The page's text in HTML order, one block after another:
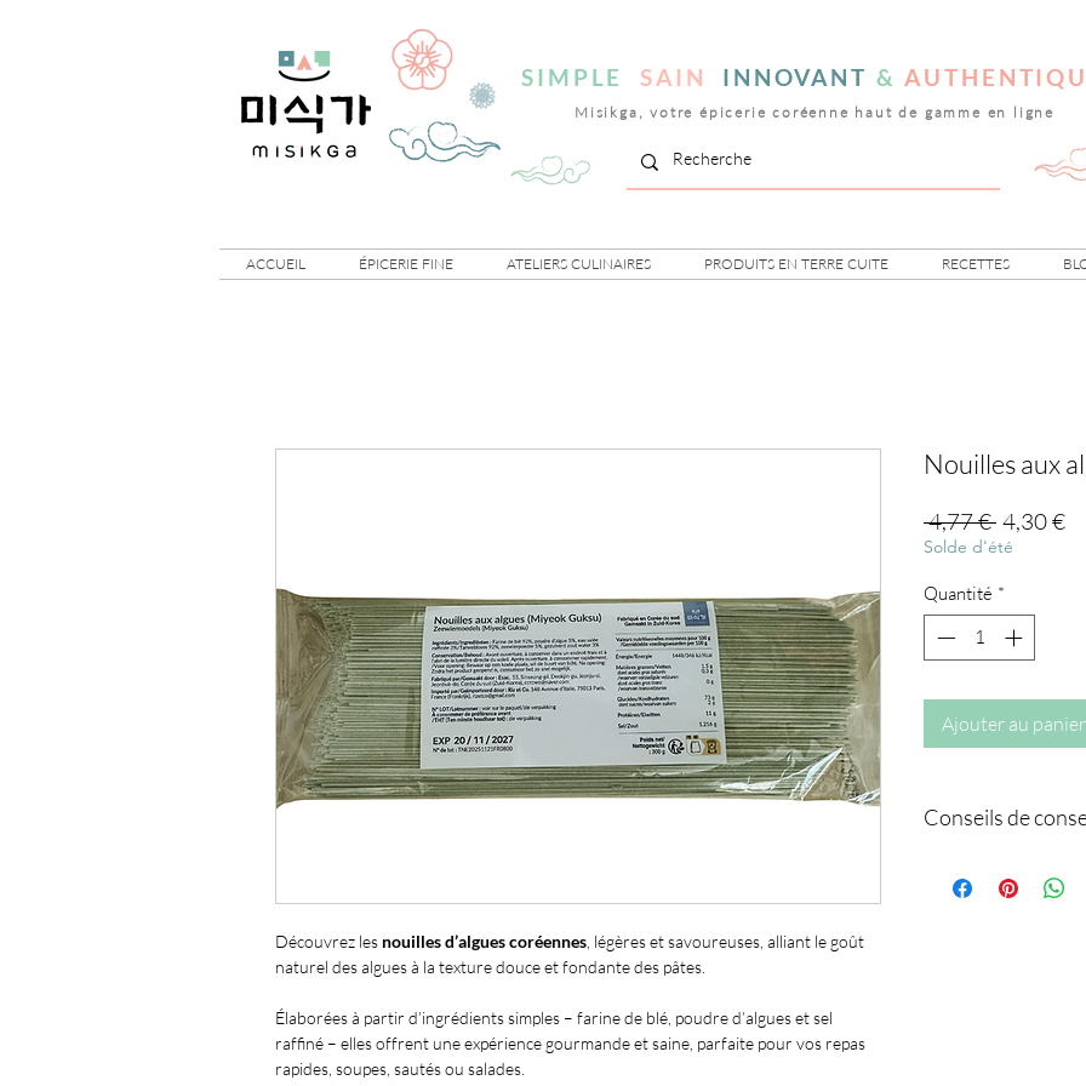
SIMPLE SAIN INNOVANT &
Misikga, votre épicerie coréenne haut de gamme en ligne
ACCUEIL ÉPICERIE FINE ATELIERS CULINAIRES PRODUITS EN TERRE CUITE RECETTES
Découvrez les nouilles d’algues coréennes , légères et savoureuses, alliant le goût
naturel des algues à la texture douce et fondante des pâtes.
Élaborées à partir d’ingrédients simples – farine de blé, poudre d’algues et sel
raffiné – elles offrent une expérience gourmande et saine, parfaite pour vos repas
rapides, soupes, sautés ou salades.
Nouilles aux
4,77 € Prix
original
4,30 €
Solde d'été
Quantité *
Ajouter au panier
Conseils de
à l’abri de la